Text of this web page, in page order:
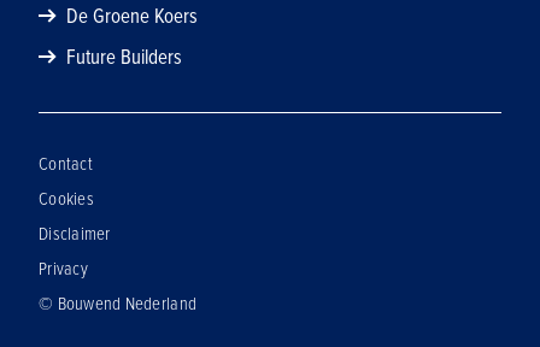
De Groene Koers
Future Builders
Contact
Cookies
Disclaimer
Privacy
© Bouwend Nederland